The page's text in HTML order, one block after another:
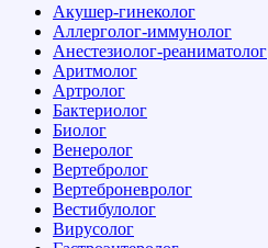
Акушер-гинеколог
Аллерголог-иммунолог
Анестезиолог-реаниматолог
Аритмолог
Артролог
Бактериолог
Биолог
Венеролог
Вертебролог
Вертеброневролог
Вестибулолог
Вирусолог